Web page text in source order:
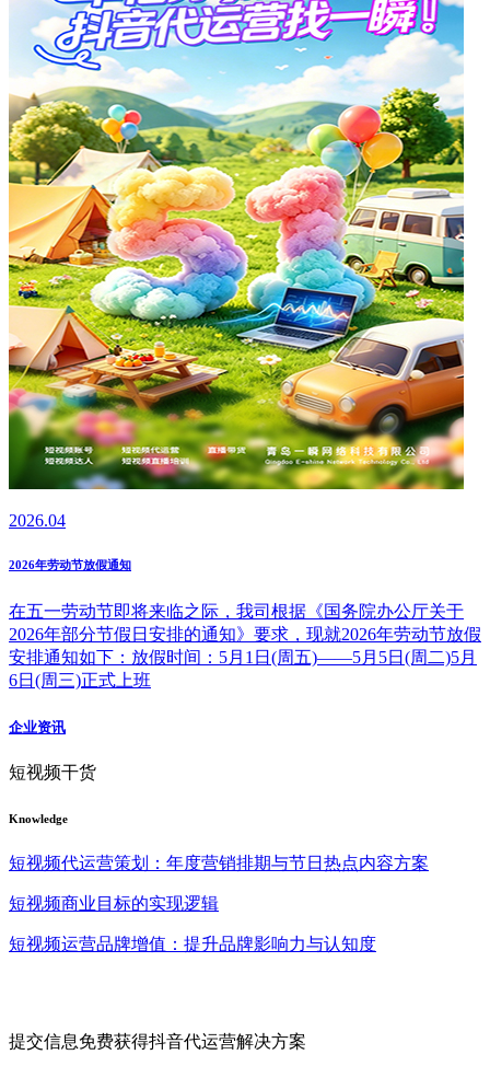
2026.04
2026年劳动节放假通知
在五一劳动节即将来临之际，我司根据《国务院办公厅关于
2026年部分节假日安排的通知》要求，现就2026年劳动节放假
安排通知如下：放假时间：5月1日(周五)——5月5日(周二)5月
6日(周三)正式上班
企业资讯
短视频干货
Knowledge
短视频代运营策划：年度营销排期与节日热点内容方案
短视频商业目标的实现逻辑
短视频运营品牌增值：提升品牌影响力与认知度
提交信息免费获得抖音代运营解决方案